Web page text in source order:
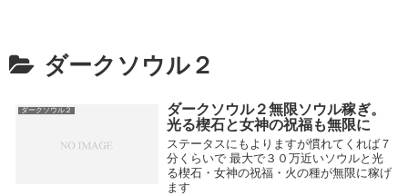
ダークソウル２
ダークソウル２
ダークソウル２無限ソウル稼ぎ。
光る楔石と女神の祝福も無限に
ステータスにもよりますが慣れてくれば７
分くらいで 最大で３０万近いソウルと光
る楔石・女神の祝福・火の種が無限に稼げ
ます